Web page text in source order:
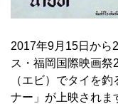
2017年9月15日から
ス・福岡国際映画
（エビ）でタイを
ナー」が上映され